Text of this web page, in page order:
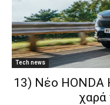
Tech news
13) Νέο HONDA
χαρά